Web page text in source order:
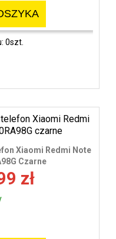
0szt.
Xiaomi Redmi Note
Czarne
zł